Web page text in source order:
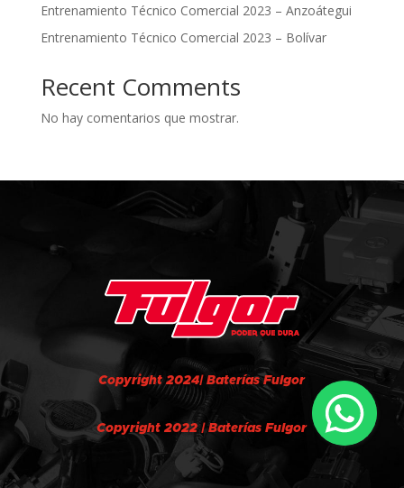
Entrenamiento Técnico Comercial 2023 – Anzoátegui
Entrenamiento Técnico Comercial 2023 – Bolívar
Recent Comments
No hay comentarios que mostrar.
Copyright 2024| Baterías Fulgor
Copyright 2022 | Baterías Fulgor